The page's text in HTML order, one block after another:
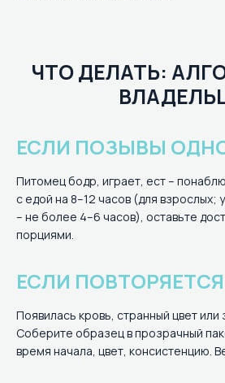
ЧТО ДЕЛАТЬ:
ЕСЛИ ПОЗЫВЫ
Питомец бодр, играет, ест –
с едой на 8–12 часов (для
– не более 4–6 часов), оставьте
порциями.
ЕСЛИ ПОВТОРЯЕТСЯ
Появилась кровь, странный цвет или
Соберите образец в прозрачный
время начала, цвет, консистенцию.